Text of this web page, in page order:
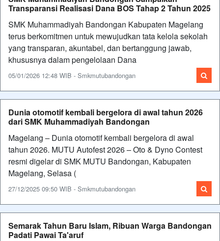
Transparansi Realisasi Dana BOS Tahap 2 Tahun 2025
SMK Muhammadiyah Bandongan Kabupaten Magelang
terus berkomitmen untuk mewujudkan tata kelola sekolah
yang transparan, akuntabel, dan bertanggung jawab,
khususnya dalam pengelolaan Dana
05/01/2026 12:48 WIB - Smkmutubandongan
Dunia otomotif kembali bergelora di awal tahun 2026
dari SMK Muhammadiyah Bandongan
Magelang – Dunia otomotif kembali bergelora di awal
tahun 2026. MUTU Autofest 2026 – Oto & Dyno Contest
resmi digelar di SMK MUTU Bandongan, Kabupaten
Magelang, Selasa (
27/12/2025 09:50 WIB - Smkmutubandongan
Semarak Tahun Baru Islam, Ribuan Warga Bandongan
Padati Pawai Ta'aruf